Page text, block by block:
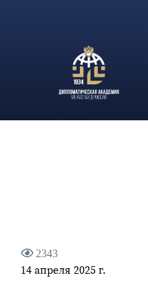
2343
14 апреля 2025 г.